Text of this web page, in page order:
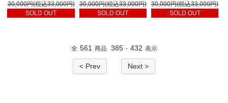
30,000円(税込33,000円)
SOLD OUT
30,000円(税込33,000円)
SOLD OUT
30,000円(税込33,000円)
SOLD OUT
全 561 商品 385 - 432 表示
< Prev Next >